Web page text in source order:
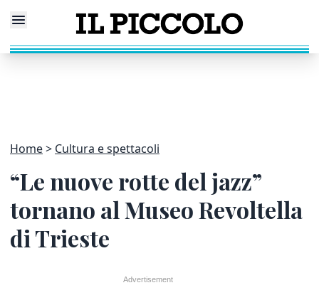
Home Cultura e spettacoli
“Le nuove rotte del jazz”
tornano al Museo Revoltella
di Trieste